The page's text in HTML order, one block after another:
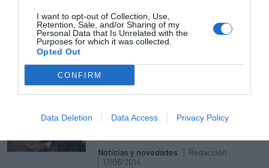
I want to opt-out of Collection, Use,
Retention, Sale, and/or Sharing of my
Personal Data that Is Unrelated with the
Purposes for which it was collected.
Opted Out
CONFIRM
Data Deletion Data Access Privacy Policy
25/06/2014
El Colegio Oficial de Farmacéuticos de
Valencia se reunió con un grupo de
asociaciones de enfermos de la Valencia
vienen realizando con estas organizaciones,
a través de los convenios de colaboración
que se tienen firmados.
El Colegio de Valencia pide un pago
antes del 20 de junio para evitar
Noticias y novedades
Redacción
17/06/2014